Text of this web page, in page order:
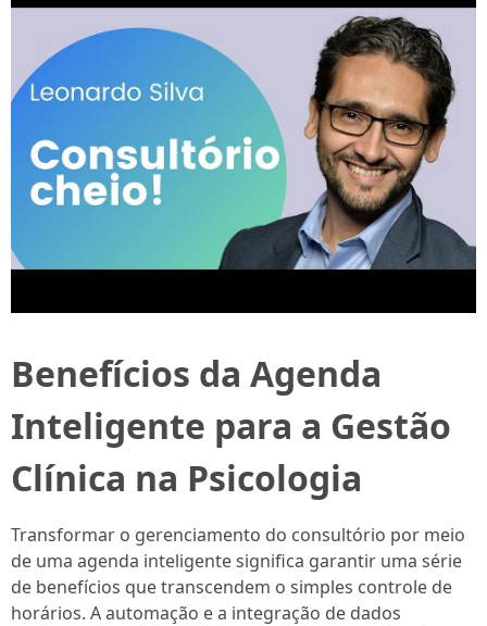
Benefícios da Agenda
Inteligente para a Gestão
Clínica na Psicologia
Transformar o gerenciamento do consultório por meio
de uma agenda inteligente significa garantir uma série
de benefícios que transcendem o simples controle de
horários. A automação e a integração de dados